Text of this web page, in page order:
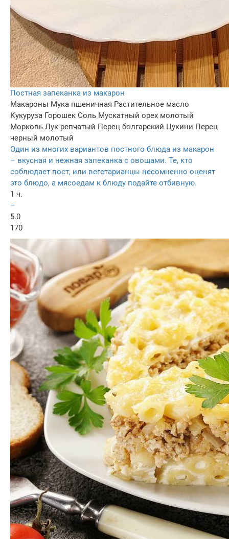
Постная запеканка из макарон
Макароны Мука пшеничная Растительное масло
Кукуруза Горошек Соль Мускатный орех молотый
Морковь Лук репчатый Перец болгарский Цукини Перец
черный молотый
Один из многих вариантов постного блюда из макарон
– вкусная и нежная запеканка с овощами. Те, кто
соблюдает пост, или вегетарианцы несомненно оценят
это блюдо, а мясоедам к блюду подайте отбивную.
1 ч.
–
5.0
170